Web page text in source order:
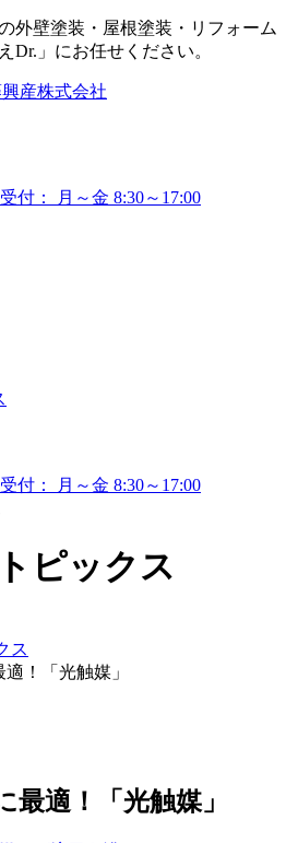
外壁塗装・屋根塗装・リフォーム
Dr.」にお任せください。
ピックス
ス
！「光触媒」
最適！「光触媒」